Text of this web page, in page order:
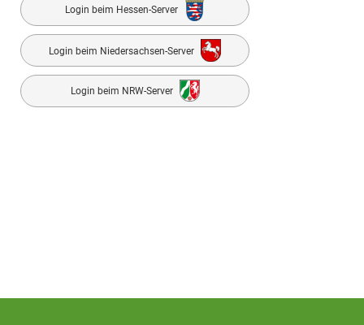
Login beim Hessen-Server
Login beim Niedersachsen-Server
Login beim NRW-Server